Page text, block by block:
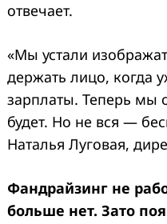
отвечает.
«Мы устали
держать лицо, когда
зарплаты. Теперь мы
будет. Но не вся —
Наталья Луговая,
Фандрайзинг не
больше нет. Зато